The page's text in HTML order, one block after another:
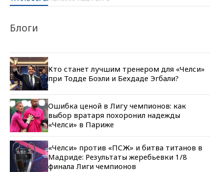
Блоги
Кто станет лучшим тренером для «Челси»
при Тодде Боэли и Бехдаде Эгбали?
Ошибка ценой в Лигу чемпионов: как
выбор вратаря похоронил надежды
«Челси» в Париже
«Челси» против «ПСЖ» и битва титанов в
Мадриде: Результаты жеребьевки 1/8
финала Лиги чемпионов